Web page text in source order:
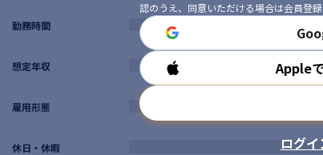
・自身の成長と会社の成長を同じ方向で捉え、仲間と成果を分
・将来的にリーダーや育成ポジションとして、組織づくりにも関
認のうえ、同意いただける場合は会員登録
Apple
ログ
勤務時間
想定年収
雇用形態
休日・休暇